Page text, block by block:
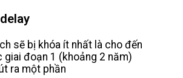
sẽ bị khóa ít nhất là cho đến
giai đoạn 1 (khoảng 2 năm)
ra một phần